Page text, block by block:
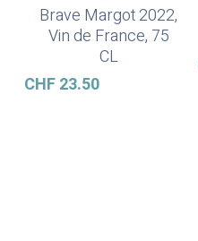
Ajouter Au Panier
Brave Margot 2022,
Vin de France, 75
CL
CHF23.50